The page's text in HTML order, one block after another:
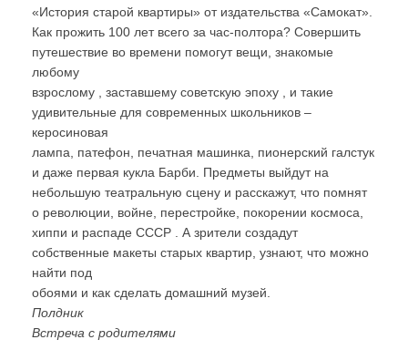
«История старой квартиры» от издательства «Самокат».
Как прожить 100 лет всего за час-полтора? Совершить
путешествие во времени помогут вещи, знакомые
любому
взрослому , заставшему советскую эпоху , и такие
удивительные для современных школьников –
керосиновая
лампа, патефон, печатная машинка, пионерский галстук
и даже первая кукла Барби. Предметы выйдут на
небольшую театральную сцену и расскажут, что помнят
о революции, войне, перестройке, покорении космоса,
хиппи и распаде СССР . А зрители создадут
собственные макеты старых квартир, узнают, что можно
найти под
обоями и как сделать домашний музей.
Полдник
Встреча с родителями